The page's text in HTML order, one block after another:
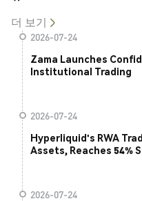
더 보기
2026-07-24
Zama Launches
Institutional Trading
2026-07-24
Hyperliquid's RWA
Assets, Reaches 54%
2026-07-24